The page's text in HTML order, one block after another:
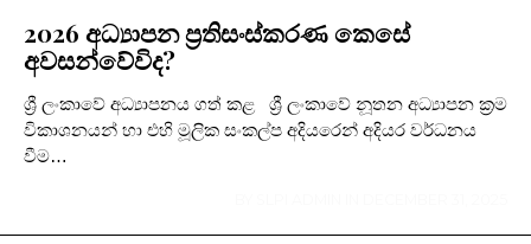
2026 අධ්‍යාපන ප්‍රතිසංස්කරණ කෙසේ
අවසන්වේවිද?
ශ්‍රී ලංකාවේ අධ්‍යාපනය ගත් කළ ශ්‍රී ලංකාවේ නූතන අධ්‍යාපන ක්‍රම
විකාශනයන් හා එහි මූලික සංකල්ප අදියරෙන් අදියර වර්ධනය
වීම…